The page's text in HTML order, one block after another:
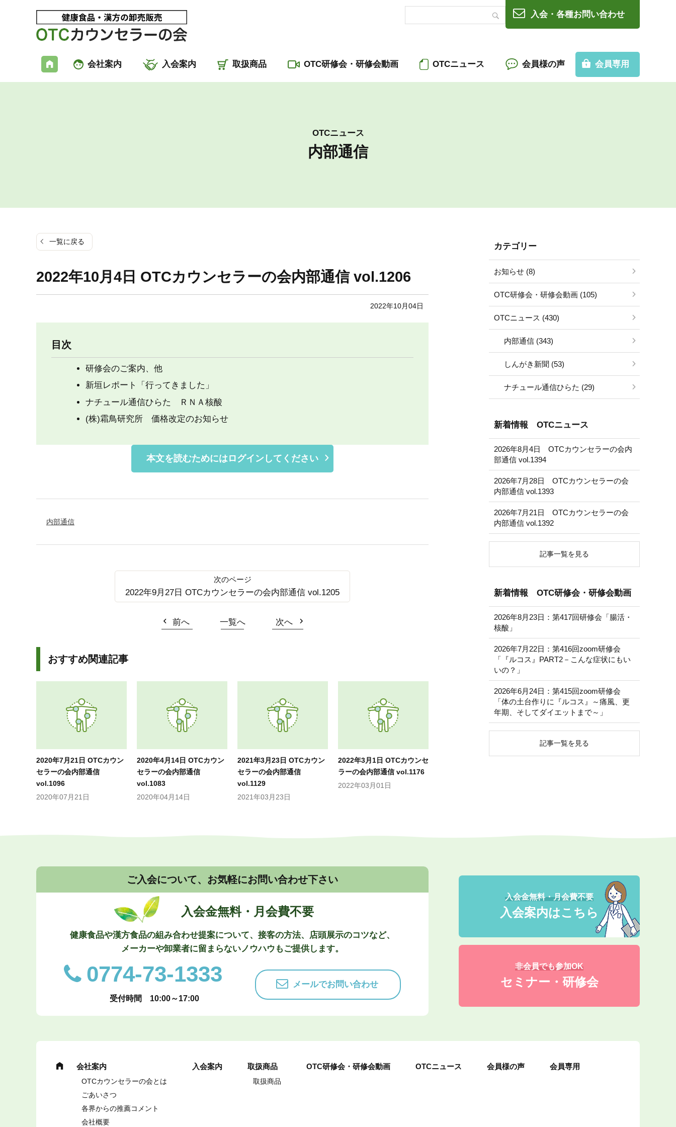
入会・各種お問い合わせ
会社案内 入会案内 取扱商品 OTC研修会・研修会動画 OTCニュース 会員様の声 会員専用
OTCニュース
内部通信
一覧に戻る
2022年10月4日 OTCカウンセラーの会内部通信 vol.1206
2022年10月04日
目次
研修会のご案内、他
新垣レポート「行ってきました」
ナチュール通信ひらた ＲＮＡ核酸
(株)霜鳥研究所 価格改定のお知らせ
本文を読むためにはログインしてください
内部通信
2022年9月27日 OTCカウンセラーの会内部通信 vol.1205
前へ 一覧へ 次へ
おすすめ関連記事
2020年7月21日 OTCカウン
セラーの会内部通信
vol.1096
2020年07月21日
2020年4月14日 OTCカウン
セラーの会内部通信
vol.1083
2020年04月14日
2021年3月23日 OTCカウン
セラーの会内部通信
vol.1129
2021年03月23日
2022年3月1日 OTCカウンセ
ラーの会内部通信 vol.1176
2022年03月01日
カテゴリー
お知らせ (8)
OTC研修会・研修会動画 (105)
OTCニュース (430)
内部通信 (343)
しんがき新聞 (53)
ナチュール通信ひらた (29)
新着情報 OTCニュース
2026年8月4日 OTCカウンセラーの会内
部通信 vol.1394
2026年7月28日 OTCカウンセラーの会
内部通信 vol.1393
2026年7月21日 OTCカウンセラーの会
内部通信 vol.1392
記事一覧を見る
新着情報 OTC研修会・研修会動画
2026年8月23日：第417回研修会「腸活・
核酸」
2026年7月22日：第416回zoom研修会
「『ルコス』PART2－こんな症状にもい
いの？」
2026年6月24日：第415回zoom研修会
「体の土台作りに『ルコス』～痛風、更
年期、そしてダイエットまで～」
記事一覧を見る
ご入会について、お気軽にお問い合わせ下さい
入会金無料・月会費不要
健康食品や漢方食品の組み合わせ提案について、接客の方法、店頭展示のコツなど、
メーカーや卸業者に留まらないノウハウもご提供します。
0774-73-1333
受付時間 10:00～17:00
メールでお問い合わせ
入会金無料・月会費不要
入会案内はこちら
非会員でも参加OK
セミナー・研修会
会社案内
OTCカウンセラーの会とは
ごあいさつ
各界からの推薦コメント
会社概要
入会案内 取扱商品
取扱商品
OTC研修会・研修会動画 OTCニュース 会員様の声 会員専用